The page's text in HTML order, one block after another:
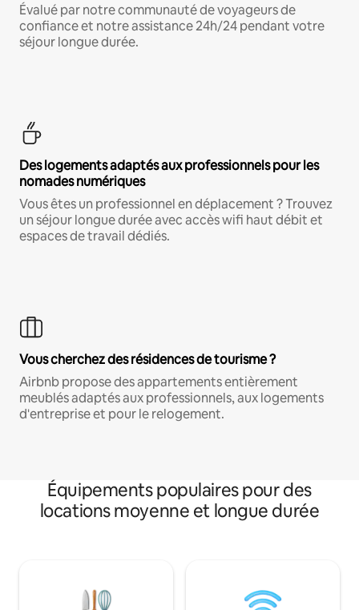
Évalué par notre communauté de voyageurs de
confiance et notre assistance 24h/24 pendant votre
séjour longue durée.
Des logements adaptés aux professionnels pour les
nomades numériques
Vous êtes un professionnel en déplacement ? Trouvez
un séjour longue durée avec accès wifi haut débit et
espaces de travail dédiés.
Vous cherchez des résidences de tourisme ?
Airbnb propose des appartements entièrement
meublés adaptés aux professionnels, aux logements
d'entreprise et pour le relogement.
Équipements populaires pour des
locations moyenne et longue durée